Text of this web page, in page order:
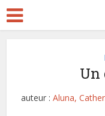
Un
auteur : Aluna,